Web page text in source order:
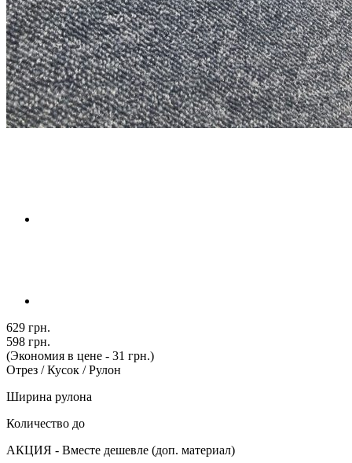
629 грн.
598 грн.
(Экономия в цене - 31 грн.)
Отрез / Кусок / Рулон
Ширина рулона
Количество до
АКЦИЯ - Вместе дешевле (доп. материал)